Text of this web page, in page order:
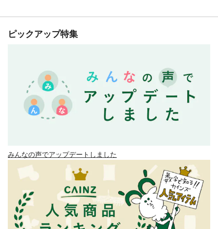
ピックアップ特集
みんなの声でアップデートしました